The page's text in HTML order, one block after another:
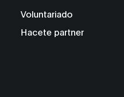
Voluntariado
Hacete partner